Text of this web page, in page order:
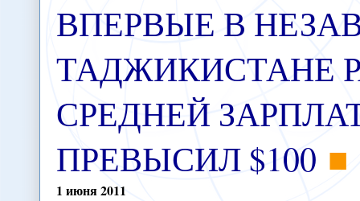
ВПЕРВЫЕ В
ТАДЖИКИСТАНЕ
СРЕДНЕЙ
ПРЕВЫСИЛ $100
1 июня2011